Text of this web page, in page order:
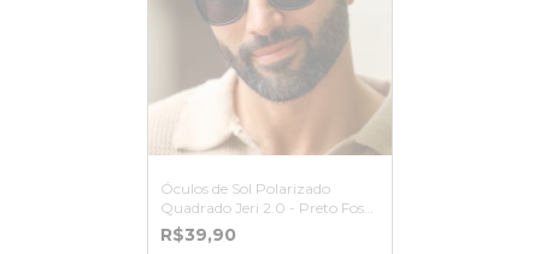
Óculos de Sol Polarizado
Quadrado Jeri 2.0 - Preto Fosco
/ Marrom - Bambu
R$39,90